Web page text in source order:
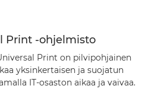
Print -ohjelmisto
Print on pilvipohjainen
yksinkertaisen ja suojatun
IT-osaston aikaa ja vaivaa.